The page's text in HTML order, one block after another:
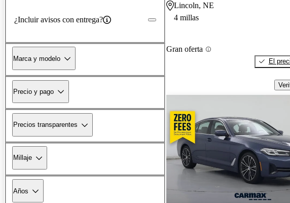
¿Incluir avisos con entrega?
Marca y modelo
Precio y pago
Precios transparentes
Millaje
Años
Lincoln, NE
4 millas
Gran oferta
El